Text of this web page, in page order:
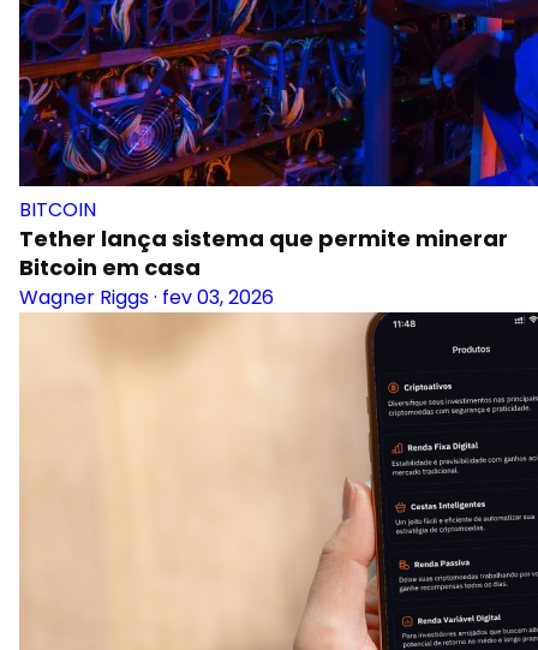
BITCOIN
Tether lança sistema que permite minerar
Bitcoin em casa
Wagner Riggs· fev 03, 2026